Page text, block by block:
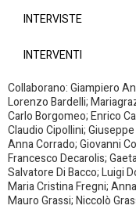
INTERVISTE
INTERVENTI
Collaborano: Giampiero
Lorenzo Bardelli;
Carlo Borgomeo; Enrico
Claudio Cipollini;
Anna Corrado; Giovanni
Francesco Decarolis;
Salvatore Di Bacco; Luigi
Maria Cristina Fregni;
Mauro Grassi; Niccolò